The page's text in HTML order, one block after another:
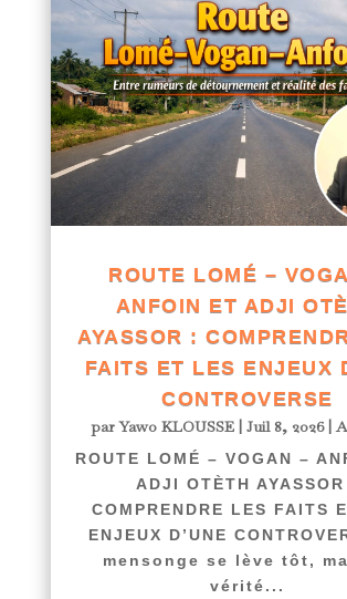
ROUTE LOMÉ –
ANFOIN ET ADJI
AYASSOR :
FAITS ET LES ENJEUX
CONTROVERSE
parYawo KLOUSSE| Juil 8, 2026|
ROUTE LOMÉ – VOGAN –
ADJI OTÈTH
COMPRENDRE LES FAITS
ENJEUX D’UNE
mensonge se lève tôt,
vérité...